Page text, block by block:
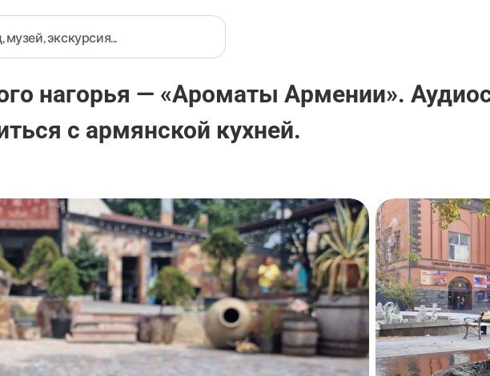
нагорья — «Ароматы Армении».
с армянской кухней.